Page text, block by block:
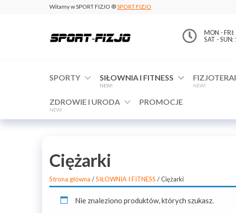
Witamy w SPORT FIZJO ®SPORT FIZJO
www.sport-
fizjo.com
MON - FRI:
SAT - SUN:
SPORTY SIŁOWNIA I FITNESS
NEW! NEW!
ZDROWIE I URODA
NEW!
PROMOCJE
Ciężarki
Strona główna /SIŁOWNIA I FITNESS / Ciężarki
Nie znaleziono produktów, których szukasz.